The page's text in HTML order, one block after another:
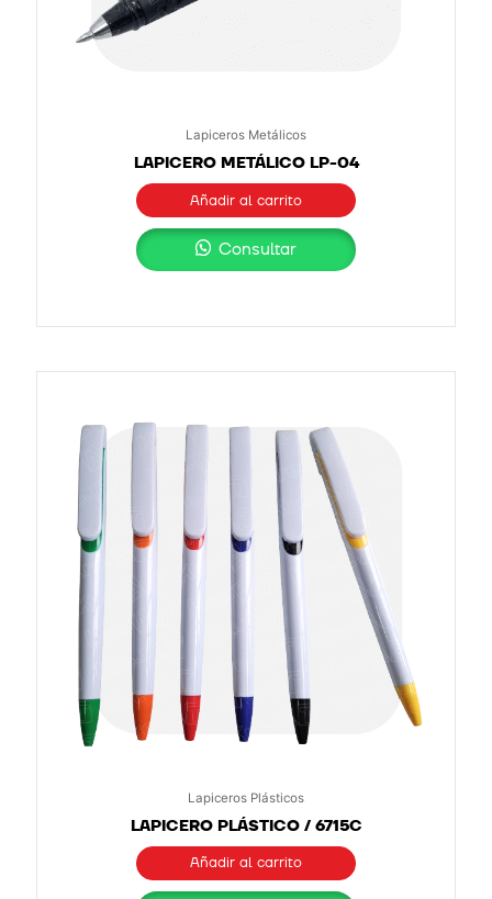
Lapiceros Metálicos
LAPICERO METÁLICO LP-04
Añadir al carrito
Consultar
Lapiceros Plásticos
LAPICERO PLÁSTICO / 6715C
Añadir al carrito